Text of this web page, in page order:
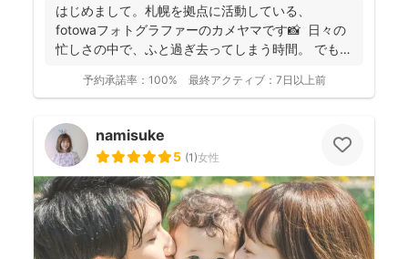
はじめまして。札幌を拠点に活動している、
fotowaフォトグラファーのカメヤマです📸 日々の
忙しさの中で、ふと過ぎ去ってしまう時間。 でもそ
予約承諾率： 100% 最終アクティブ： 7日以上前
namisuke
5 (1)女性